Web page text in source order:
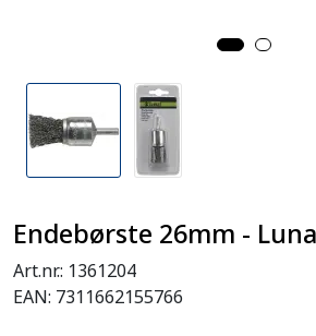
Endebørste 26mm -
Art.nr.: 1361204
EAN: 7311662155766